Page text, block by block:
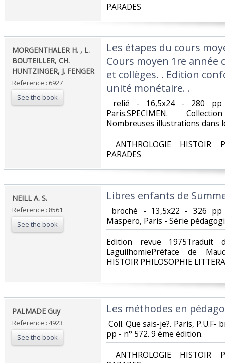
PARADES‎
‎MORGENTHALER H. , L.
BOUTEILLER, CH.
HUNTZINGER, J. FENGER‎
Reference : 6927
See the book
‎Les étapes du cours
Cours moyen 1re année
et collèges. . Edition
unité monétaire. . ‎
relié - 16,5x24 - 280
Paris.SPECIMEN.
Nombreuses illustrations dans
ANTHROLOGIE HISTOIR
PARADES‎
‎NEILL A. S.‎
Reference : 8561
See the book
‎Libres enfants de
broché - 13,5x22 - 326
Maspero, Paris - Série
‎Edition revue 1975Traduit
LaguilhomiePréface de
HISTOIR PHILOSOPHIE
‎PALMADE Guy‎
Reference : 4923
See the book
‎Les méthodes en
Coll. Que sais-je?. Paris,
pp - n° 572. 9 ème édition.‎
ANTHROLOGIE HISTOIR